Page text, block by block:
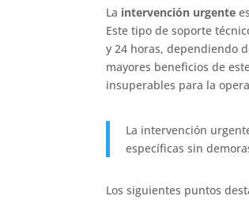
La intervención urgente
Este tipo de soporte
y 24 horas, dependiendo
mayores beneficios de
insuperables para la
La intervención
específicas sin
Los siguientes puntos